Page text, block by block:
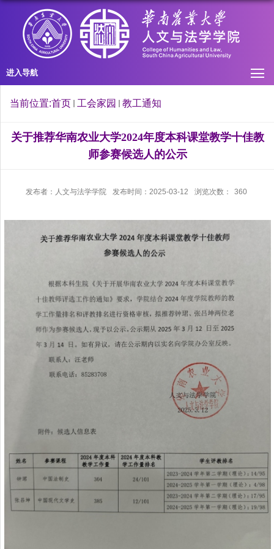
进入导航
当前位置:首页 工会家园 教工通知
关于推荐华南农业大学2024年度本科课堂教学十佳教
师参赛候选人的公示
发布者：人文与法学学院 发布时间：2025-03-12 浏览次数： 360